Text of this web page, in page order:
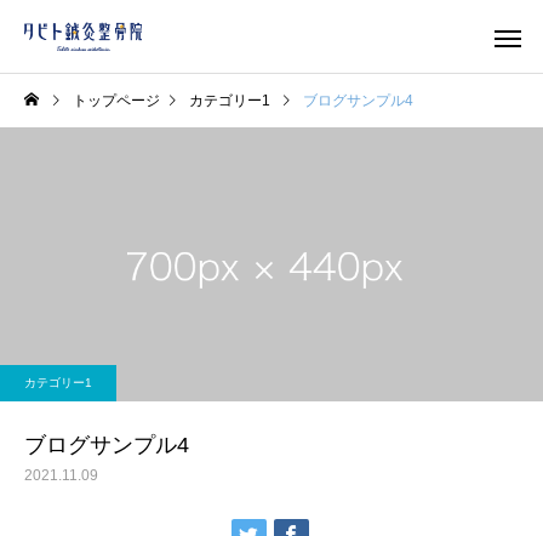
猫背矯正
トップページ カテゴリー1 ブログサンプル4
カテゴリー1
ブログサンプル4
2021.11.09